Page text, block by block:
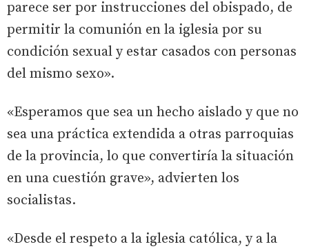
parece ser por instrucciones del obispado, de
permitir la comunión en la iglesia por su
condición sexual y estar casados con personas
del mismo sexo».
«Esperamos que sea un hecho aislado y que no
sea una práctica extendida a otras parroquias
de la provincia, lo que convertiría la situación
en una cuestión grave», advierten los
socialistas.
«Desde el respeto a la iglesia católica, y a la